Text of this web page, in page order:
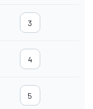
3
4
5